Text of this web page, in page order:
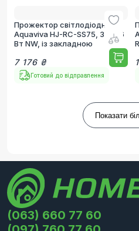
Прожектор світлодіодний
Aquaviva HJ-RC-SS75, 3LED 6
Вт NW, із закладною
7 176 ₴
Готовий до відправлення
Показати
(063) 660 77 60